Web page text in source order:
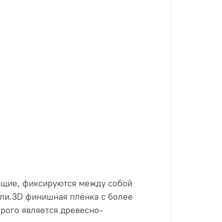
фиксируются между собой
финишная плёнка с более
является древесно-